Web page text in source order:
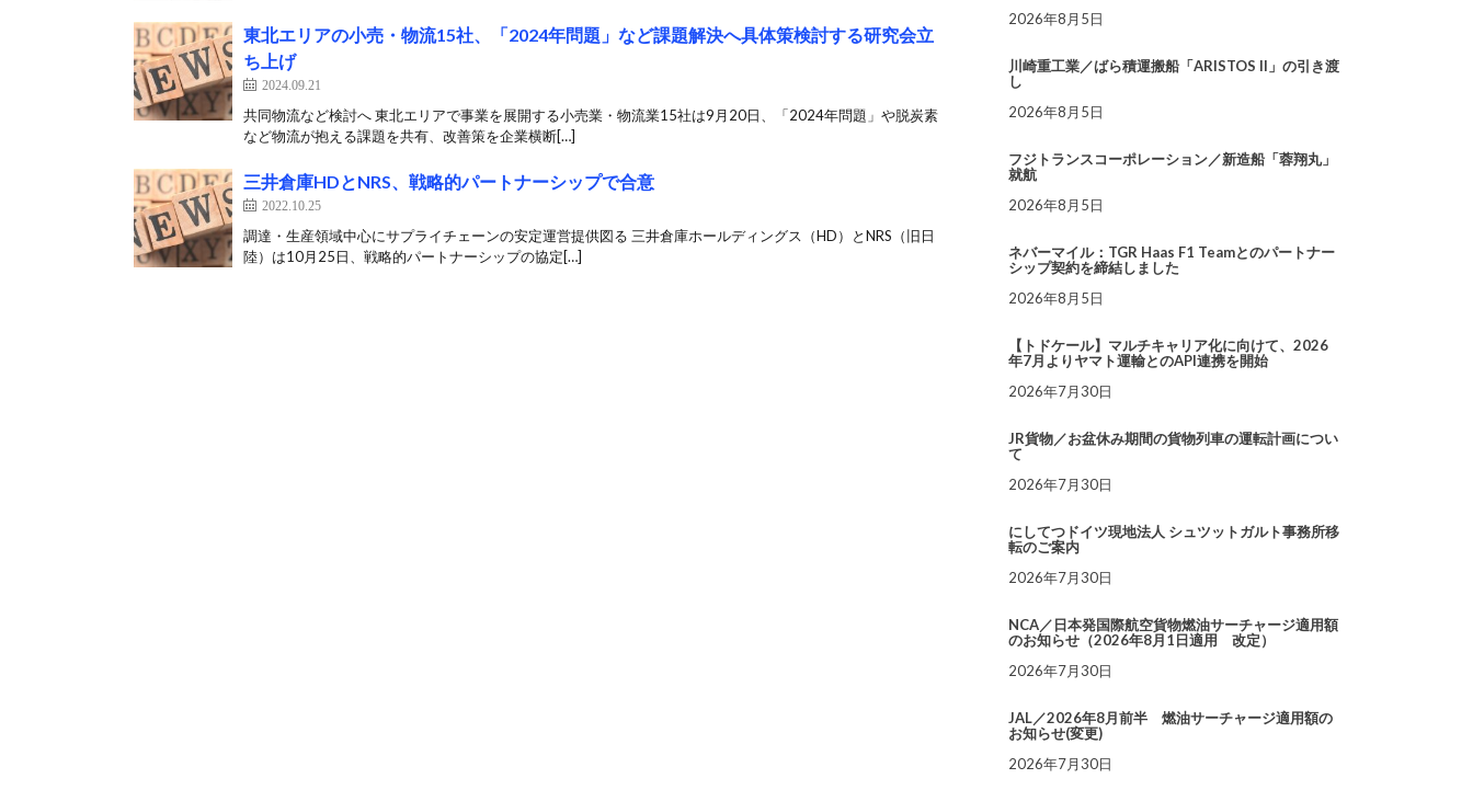
東北エリアの小売・物流15社、「2024年問題」など課題解決へ具体策検討する研究会立
ち上げ
2024.09.21
共同物流など検討へ 東北エリアで事業を展開する小売業・物流業15社は9月20日、「2024年問題」や脱炭素
など物流が抱える課題を共有、改善策を企業横断[…]
三井倉庫HDとNRS、戦略的パートナーシップで合意
2022.10.25
調達・生産領域中心にサプライチェーンの安定運営提供図る 三井倉庫ホールディングス（HD）とNRS（旧日
陸）は10月25日、戦略的パートナーシップの協定[…]
2026年8月5日
川崎重工業／ばら積運搬船「ARISTOS II」の引き渡
し
2026年8月5日
フジトランスコーポレーション／新造船「蓉翔丸」
就航
2026年8月5日
ネバーマイル：TGR Haas F1 Teamとのパートナー
シップ契約を締結しました
2026年8月5日
【トドケール】マルチキャリア化に向けて、2026
年7月よりヤマト運輸とのAPI連携を開始
2026年7月30日
JR貨物／お盆休み期間の貨物列車の運転計画につい
て
2026年7月30日
にしてつドイツ現地法人 シュツットガルト事務所移
転のご案内
2026年7月30日
NCA／日本発国際航空貨物燃油サーチャージ適用額
のお知らせ（2026年8月1日適用 改定）
2026年7月30日
JAL／2026年8月前半 燃油サーチャージ適用額の
お知らせ(変更)
2026年7月30日